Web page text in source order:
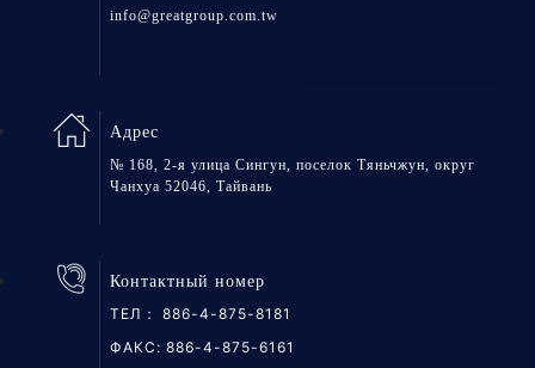
info@greatgroup.com.tw
Адрес
№ 168, 2-я улица Сингун, поселок Тяньчжун, округ
Чанхуа 52046, Тайвань
Контактный номер
ТЕЛ： 886-4-875-8181
ФАКС: 886-4-875-6161